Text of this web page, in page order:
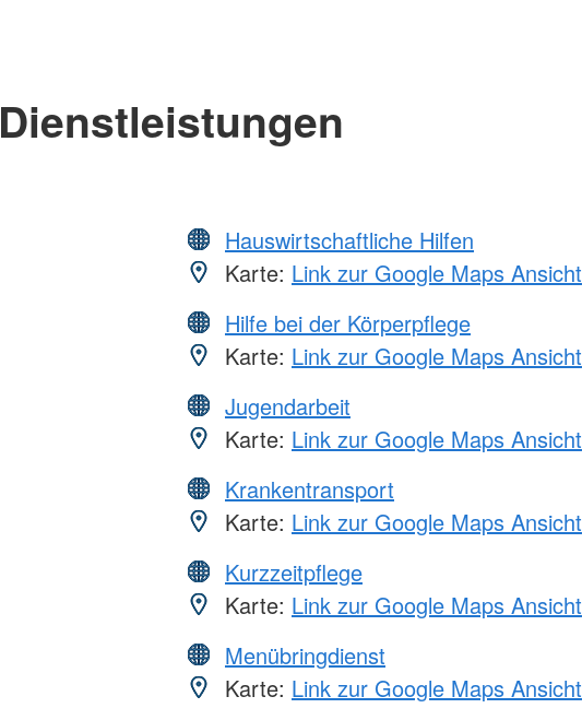
Dienstleistungen
Hauswirtschaftliche Hilfen
Karte: Link zur Google Maps Ansicht
Hilfe bei der Körperpflege
Karte: Link zur Google Maps Ansicht
Jugendarbeit
Karte: Link zur Google Maps Ansicht
Krankentransport
Karte: Link zur Google Maps Ansicht
Kurzzeitpflege
Karte: Link zur Google Maps Ansicht
Menübringdienst
Karte: Link zur Google Maps Ansicht